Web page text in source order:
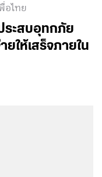
อไทย
ระสบอุทกภัย
ให้เสร็จภายใน